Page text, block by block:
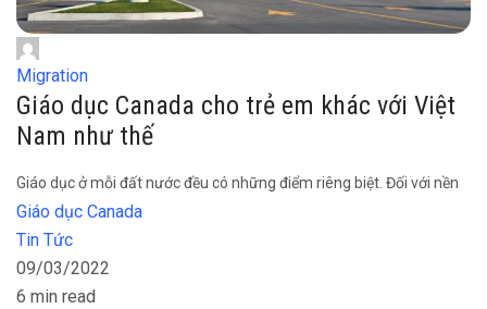
Migration
Giáo dục Canada cho trẻ em khác với Việt
Nam như thế
Giáo dục ở mỗi đất nước đều có những điểm riêng biệt. Đối với nền
Giáo dục Canada
Tin Tức
09/03/2022
6 min read